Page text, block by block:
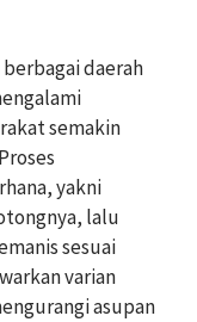
daerah
semakin
yakni
lalu
sesuai
varian
asupan